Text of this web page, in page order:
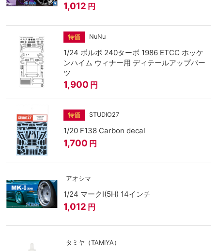
1,012 円
特価 NuNu
1/24 ボルボ 240ターボ 1986 ETCC ホッケ
ンハイム ウィナー用 ディテールアップパー
ツ
1,900 円
特価 STUDIO27
1/20 F138 Carbon decal
1,700 円
アオシマ
1/24 マークⅠ(5H) 14インチ
1,012 円
タミヤ（TAMIYA）